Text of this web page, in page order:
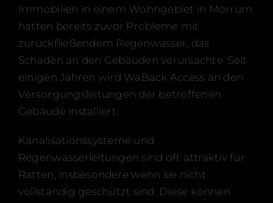
Events
Zertifizierungen
Kontakt
Deutsch
Immobilien in einem Wohngebiet in Mörrum
hatten bereits zuvor Probleme mit
zurückfließendem Regenwasser, das
Schäden an den Gebäuden verursachte. Seit
einigen Jahren wird WaBack Access an den
Versorgungsleitungen der betroffenen
Gebäude installiert.
Kanalisationssysteme und
Regenwasserleitungen sind oft attraktiv für
Ratten, insbesondere wenn sie nicht
vollständig geschützt sind. Diese können